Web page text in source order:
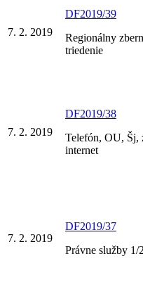
7. 2. 2019
DF2019/39
Regionálny
triedenie
7. 2. 2019
DF2019/38
Telefón, OU, Šj,
internet
7. 2. 2019
DF2019/37
Právne služby 1/